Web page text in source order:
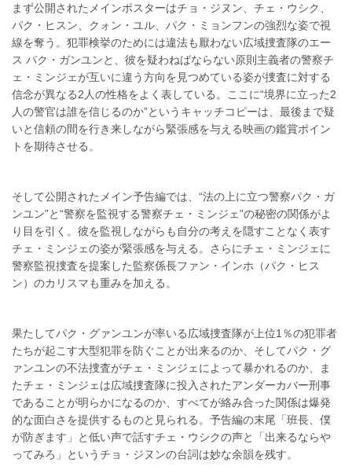
まず公開されたメインポスターはチョ・ジヌン、チェ・ウシク、
パク・ヒスン、クォン・ユル、パク・ミョンフンの強烈な姿で視
線を奪う。犯罪検挙のためには違法も厭わない広域捜査隊のエー
ス パク・ガンユンと、彼を疑わねばならない原則主義者の警察チ
ェ・ミンジェが互いに違う方向を見つめている姿が捜査に対する
信念が異なる2人の性格をよく表している。ここに“境界に立った2
人の警官は誰を信じるのか”というキャッチコピーは、最後まで疑
いと信頼の間を行き来しながら緊張感を与える映画の鑑賞ポイン
トを期待させる。
そして公開されたメイン予告編では、“法の上に立つ警察パク・ガ
ンユン”と“警察を監視する警察チェ・ミンジェ”の秘密の関係がよ
り目を引く。彼を監視しながらも自分の考えを隠すことなく表す
チェ・ミンジェの姿が緊張感を与える。さらにチェ・ミンジェに
警察監視捜査を提案した監察係長ファン・インホ（パク・ヒス
ン）のカリスマも重みを加える。
果たしてパク・グァンユンが率いる広域捜査隊が上位1％の犯罪者
たちが起こす大型犯罪を防ぐことが出来るのか、そしてパク・グ
ァンユンの不法捜査がチェ・ミンジェによって暴かれるのか、ま
たチェ・ミンジェは広域捜査隊に投入されたアンダーカバー刑事
であることが明らかになるのか、すべてが絡み合った関係は爆発
的な面白さを提供するものと見られる。予告編の末尾「班長、僕
が防ぎます」と低い声で話すチェ・ウシクの声と「出来るならや
ってみろ」というチョ・ジヌンの台詞は妙な余韻を残す。